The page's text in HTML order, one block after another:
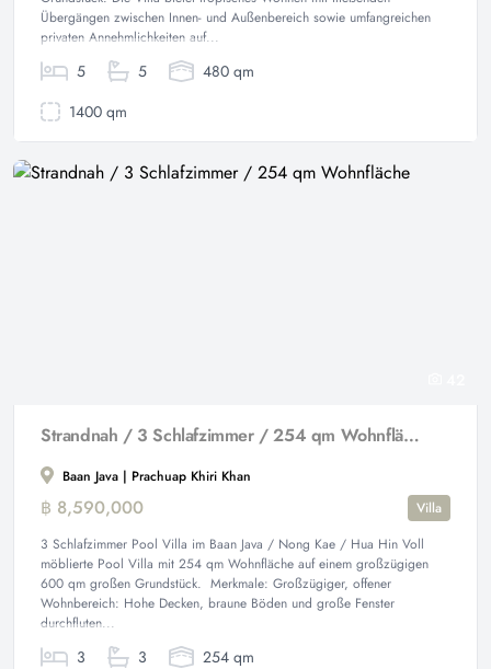
Übergängen zwischen Innen- und Außenbereich sowie umfangreichen
privaten Annehmlichkeiten auf...
5 5
480 qm
1400 qm
Strandnah / 3 Schlafzimmer / 254 qm Wohnfläche
Baan Java | Prachuap Khiri Khan
฿ 8,590,000
Villa
3 Schlafzimmer Pool Villa im Baan Java / Nong Kae / Hua Hin Voll
möblierte Pool Villa mit 254 qm Wohnfläche auf einem großzügigen
600 qm großen Grundstück. Merkmale: Großzügiger, offener
Wohnbereich: Hohe Decken, braune Böden und große Fenster
durchfluten...
3 3
254 qm